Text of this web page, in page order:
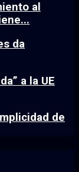
al
da
a la UE
de